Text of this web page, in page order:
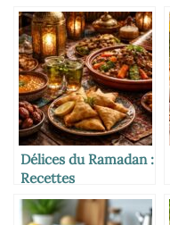
Délices du Ramadan :
Recettes
savoureuses pour
fêter le mois sacré